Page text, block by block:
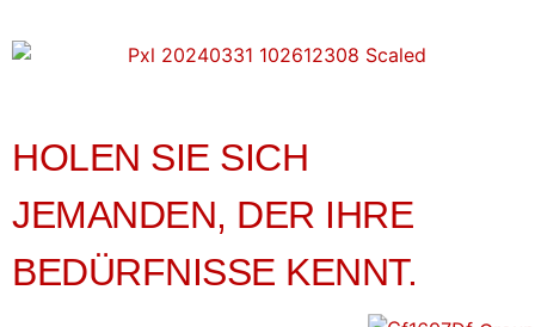
HOLEN SIE SICH
JEMANDEN, DER IHRE
BEDÜRFNISSE KENNT.